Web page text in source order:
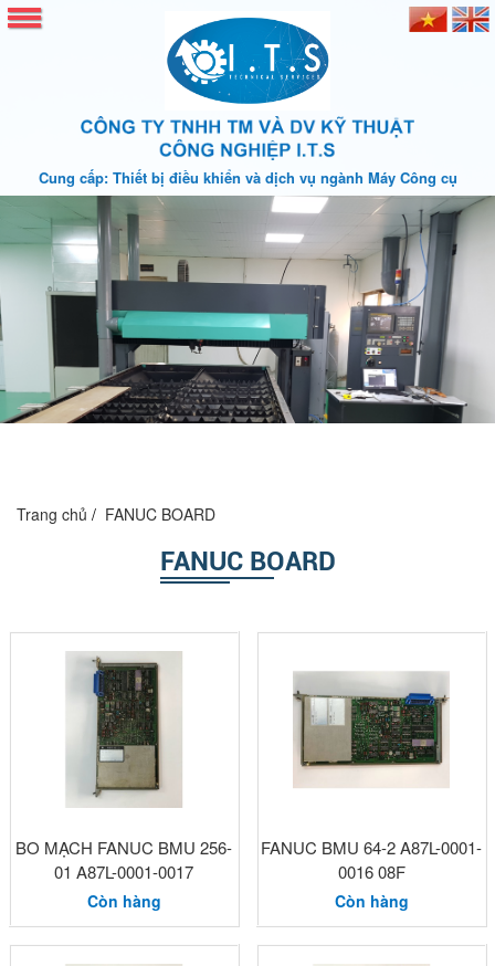
Cung cấp: Thiết bị điều khiển và dịch vụ ngành Máy Công cụ
Trang chủ FANUC BOARD
FANUC BOARD
BO MẠCH FANUC BMU 256-
01 A87L-0001-0017
Còn hàng
FANUC BMU 64-2 A87L-0001-
0016 08F
Còn hàng